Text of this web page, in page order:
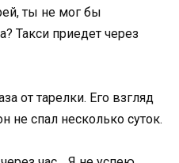
ты не мог бы
Такси приедет через
от тарелки. Его взгляд
спал несколько суток.